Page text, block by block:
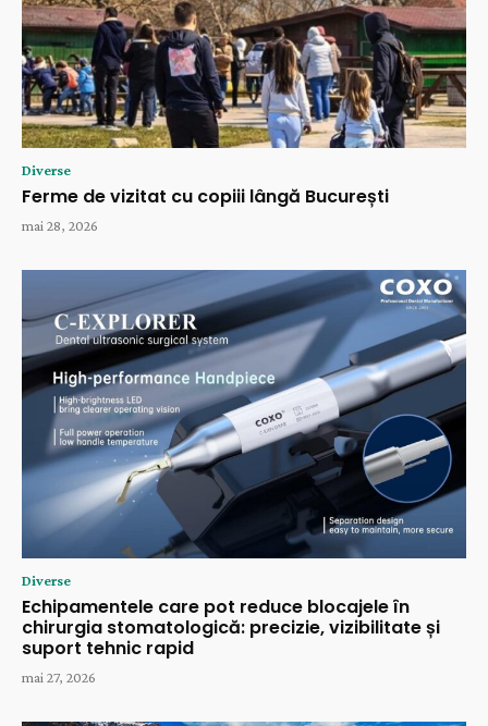
Diverse
Ferme de vizitat cu copiii lângă București
mai 28, 2026
Diverse
Echipamentele care pot reduce blocajele în
chirurgia stomatologică: precizie, vizibilitate și
suport tehnic rapid
mai 27, 2026